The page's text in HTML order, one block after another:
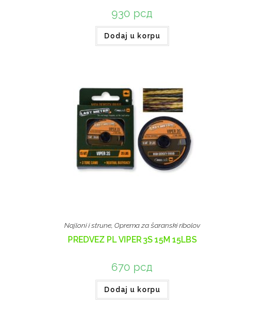
930 рсд
Dodaj u korpu
Najloni i strune, Oprema za šaranski ribolov
PREDVEZ PL VIPER 3S 15M 15LBS
670 рсд
Dodaj u korpu